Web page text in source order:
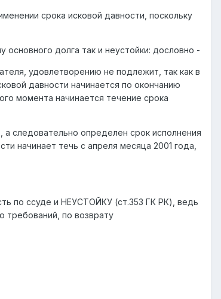
срока исковой давности, поскольку
долга так и неустойки: дословно -
удовлетворению не подлежит, так как в
давности начинается по окончанию
момента начинается течение срока
следовательно определен срок исполнения
начинает течь с апреля месяца 2001 года,
по ссуде и НЕУСТОЙКУ (ст.353 ГК РК), ведь
требований, по возврату